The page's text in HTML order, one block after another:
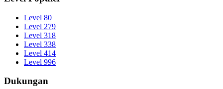
Level 80
Level 279
Level 318
Level 338
Level 414
Level 996
Dukungan